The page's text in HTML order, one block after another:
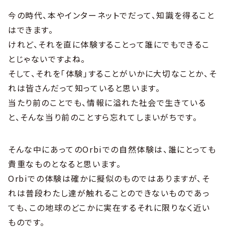
今の時代、本やインターネットでだって、知識を得ること
はできます。
けれど、それを直に体験することって誰にでもできるこ
とじゃないですよね。
そして、それを「体験」することがいかに大切なことか、そ
れは皆さんだって知っていると思います。
当たり前のことでも、情報に溢れた社会で生きている
と、そんな当り前のことすら忘れてしまいがちです。
そんな中にあってのOrbiでの自然体験は、誰にとっても
貴重なものとなると思います。
Orbiでの体験は確かに擬似のものではありますが、そ
れは普段わたし達が触れることのできないものであっ
ても、この地球のどこかに実在するそれに限りなく近い
ものです。